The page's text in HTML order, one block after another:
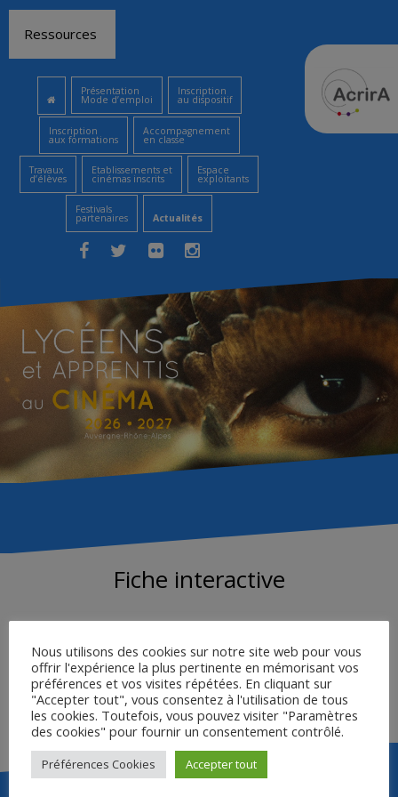
contenu
Ressources
Présentation
Mode d’emploi
Inscription
au dispositif
Inscription
aux formations
Accompagnement
en classe
Travaux
d’élèves
Etablissements et
cinémas inscrits
Espace
exploitants
Festivals
partenaires Actualités
Fiche interactive
Accéder
Nous utilisons des cookies sur notre site web pour vous
offrir l'expérience la plus pertinente en mémorisant vos
préférences et vos visites répétées. En cliquant sur
"Accepter tout", vous consentez à l'utilisation de tous
les cookies. Toutefois, vous pouvez visiter "Paramètres
des cookies" pour fournir un consentement contrôlé.
Préférences Cookies Accepter tout